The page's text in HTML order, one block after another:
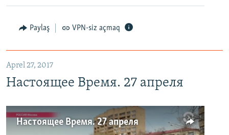
Paylaş VPN-siz açmaq
Aprel 27, 2017
Настоящее Время. 27 апреля
Настоящее Время. 27 апреля